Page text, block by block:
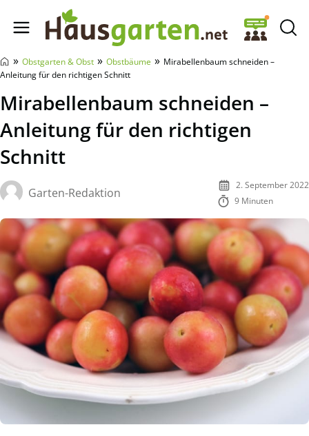
Hausgarten.net
» Obstgarten & Obst » Obstbäume » Mirabellenbaum schneiden –
Anleitung für den richtigen Schnitt
Mirabellenbaum schneiden –
Anleitung für den richtigen
Schnitt
Garten-Redaktion
2. September 2022
9 Minuten